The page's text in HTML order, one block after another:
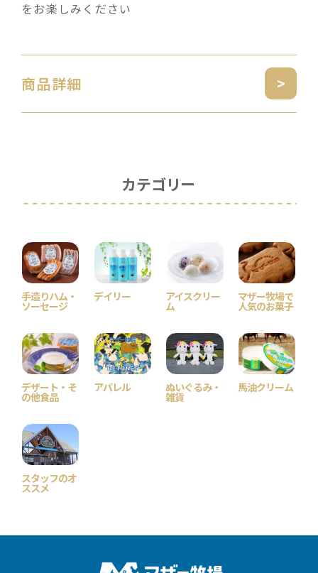
をお楽しみください
商品詳細
カテゴリー
手造りハム・
ソーセージ
デイリー アイスクリー
ム
マザー牧場で
人気のお菓子
デザート・そ
の他食品
アパレル ぬいぐるみ・
雑貨
馬油クリーム
スタッフのオ
ススメ